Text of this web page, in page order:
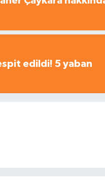
edildi! 5 yaban